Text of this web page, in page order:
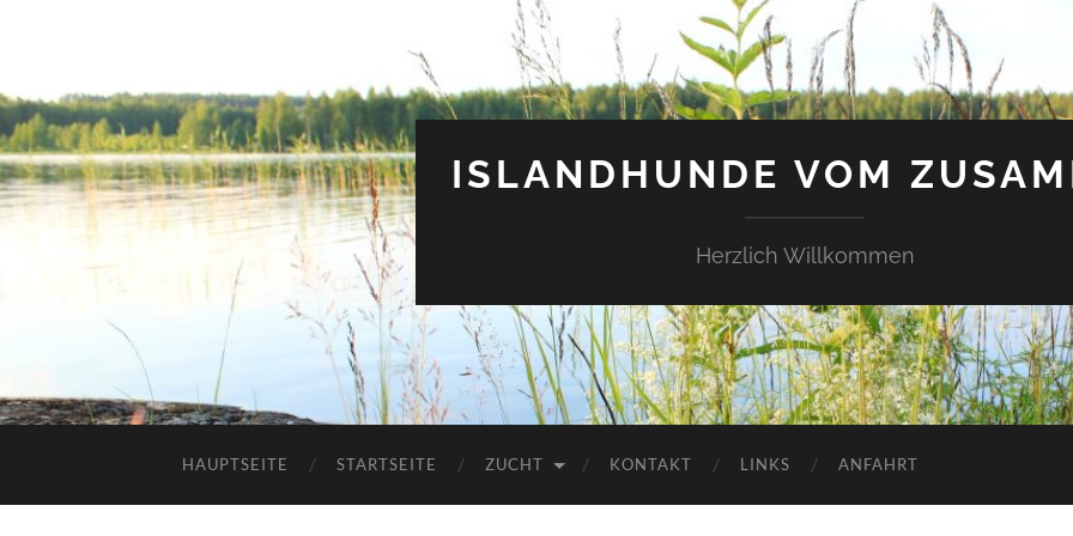
ISLANDHUNDE VOM
Herzlich Willkommen
HAUPTSEITE STARTSEITE ZUCHT KONTAKT LINKS ANFAHRT